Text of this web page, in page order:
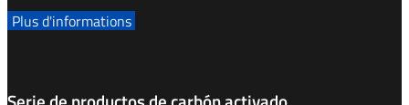
Plus d'informations